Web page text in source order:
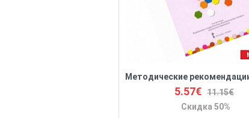
5.57€ 11.15€
Скидка 50%